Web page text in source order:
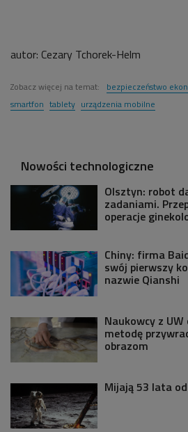
autor: Cezary Tchorek-Helm
Zobacz więcej na temat: bezpieczeństwo
smartfon tablety urządzenia mobilne
Nowości technologiczne
Olsztyn: robot
zadaniami.
operacje
Chiny: firma
swój pierwszy
nazwie Qianshi
Naukowcy z
metodę
obrazom
Mijają 53 lata